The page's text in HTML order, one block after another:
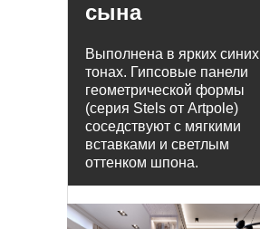
Выполнена в ярких синих
тонах. Гипсовые панели
геометрической формы
(серия Stels от Artpole)
соседствуют с мягкими
вставками и светлым
оттенком шпона.
сына